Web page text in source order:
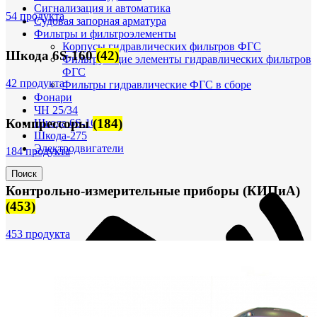
Сигнализация и автоматика
Судовая запорная арматура
Фильтры и фильтроэлементы
Корпусы гидравлических фильтров ФГС
Фильтрующие элементы гидравлических фильтров
ФГС
Фильтры гидравлические ФГС в сборе
Фонари
ЧН 25/34
Шкода 6S-160
Шкода-275
Электродвигатели
Поиск
54 продукта
Шкода 6S-160(42)
42 продукта
Компрессоры(184)
184 продукта
Контрольно-измерительные приборы (КИПиА)
(453)
453 продукта